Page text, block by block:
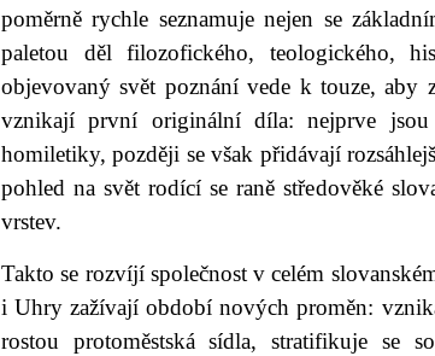
poměrně rychle seznamuje nejen se
paletou děl filozofického, teologického,
objevovaný svět poznání vede k touze, aby
vznikají první originální díla: nejprve
homiletiky, později se však přidávají
pohled na svět rodící se raně středověké
vrstev.
Takto se rozvíjí společnost v celém
i Uhry zažívají období nových proměn:
rostou protoměstská sídla, stratifikuje se